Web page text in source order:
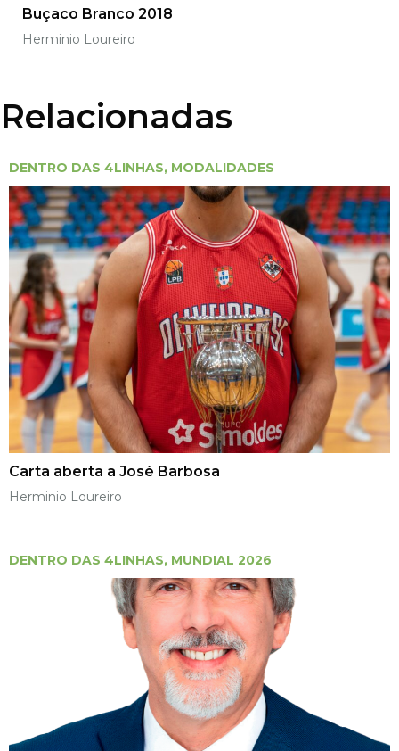
Buçaco Branco 2018
Herminio Loureiro
Relacionadas
DENTRO DAS 4LINHAS, MODALIDADES
Carta aberta a José Barbosa
Herminio Loureiro
DENTRO DAS 4LINHAS, MUNDIAL 2026